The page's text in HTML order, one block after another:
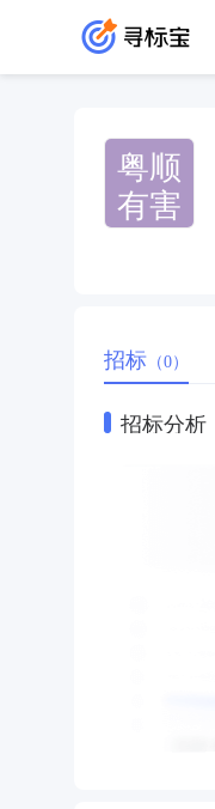
粤顺
有害
招标 （0）
招标分析